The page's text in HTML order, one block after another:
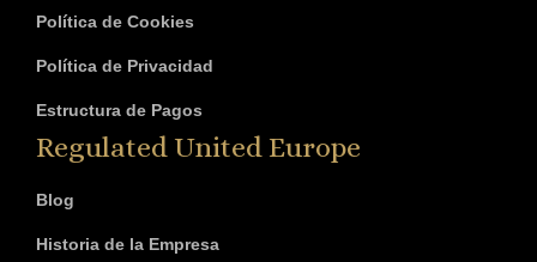
Política de Cookies
Política de Privacidad
Estructura de Pagos
Regulated United Europe
Blog
Historia de la Empresa